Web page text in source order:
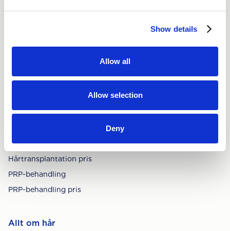
Show details
Allow all
Allow selection
Deny
Integritetspolicy
Tillgänglighetsredogörelse
Hårtransplantation
Hårtransplantation pris
PRP-behandling
PRP-behandling pris
Allt om hår